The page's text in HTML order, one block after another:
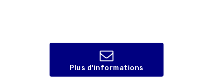
Plus d'informations